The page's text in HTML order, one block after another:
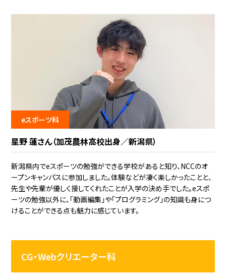
eスポーツ科
星野 蓮さん（加茂農林高校出身／新潟県）
新潟県内でeスポーツの勉強ができる学校があると知り、NCCのオ
ープンキャンパスに参加しました。体験などが凄く楽しかったことと、
先生や先輩が優しく接してくれたことが入学の決め手でした。eスポ
ーツの勉強以外に、「動画編集」や「プログラミング」の知識も身につ
けることができる点も魅力に感じています。
CG・Webクリエーター科